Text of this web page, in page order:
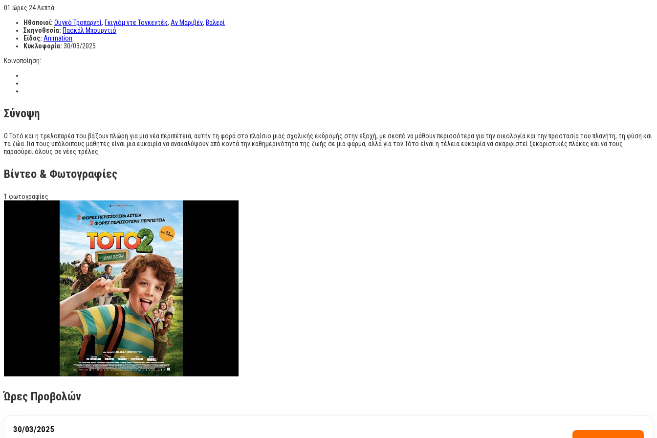
01 ώρες 24 Λεπτά
Ηθοποιοί: Ουγκό Τροπαρντί, Γκιγιόμ ντε Τονκεντέκ, Αν Μαριβέν, Βαλερί
Σκηνοθεσία: Πασκάλ Μπουρντιό
Είδος: Animation
Κυκλοφορία: 30/03/2025
Κοινοποίηση:
Σύνοψη
Ο Τοτό και η τρελοπαρέα του βάζουν πλώρη για μια νέα περιπέτεια, αυτήν τη φορά στο πλαίσιο μιας σχολικής εκδρομής στην εξοχή, με σκοπό να μάθουν περισσότερα για την οικολογία και την προστασία του πλανήτη, τη φύση και
τα ζώα. Για τους υπόλοιπους μαθητές είναι μια ευκαιρία να ανακαλύψουν από κοντά την καθημερινότητα της ζωής σε μια φάρμα, αλλά για τον Τότο είναι η τέλεια ευκαιρία να σκαρφιστεί ξεκαριστικές πλάκες και να τους
παρασύρει όλους σε νέες τρέλες
Βίντεο & Φωτογραφίες
1 φωτογραφίες
Ώρες Προβολών
30/03/2025